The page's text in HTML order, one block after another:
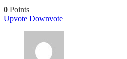
0 Points
Upvote Downvote